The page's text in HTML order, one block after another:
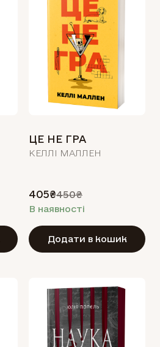
ЦЕ НЕ ГРА
КЕЛЛІ МАЛЛЕН
405₴450₴
В наявності
Додати в кошик